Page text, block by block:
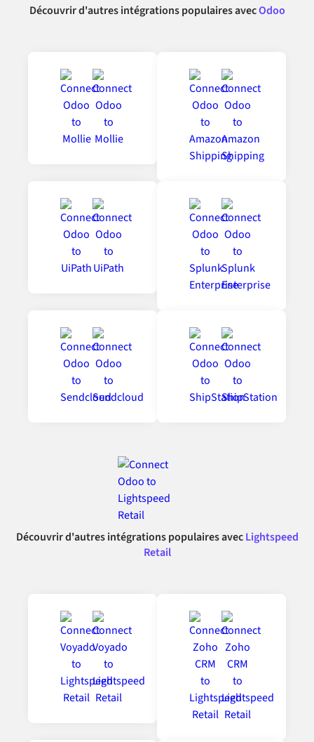
Découvrir d'autres intégrations populaires avecOdoo
Découvrir d'autres intégrations populaires avecLightspeed
Retail